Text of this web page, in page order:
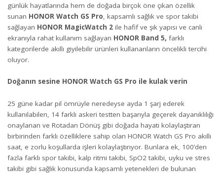
günlük hayatlarında hem de doğada birçok öne çıkan özellik
sunan HONOR Watch GS Pro , kapsamlı sağlık ve spor takibi
sağlayan HONOR MagicWatch 2 ile hafif ve şık yapısı ve canlı
ekranıyla rahat kullanım sağlayan HONOR Band 5, farklı
kategorilerde akıllı giyilebilir ürünleri kullananların öncelikli tercihi
oluyor.
Doğanın sesine HONOR Watch GS Pro ile kulak verin
25 güne kadar pil ömrüyle neredeyse ayda 1 şarj ederek
kullanılabilen, 14 farklı askeri testten başarıyla geçerek dayanıklılığı
onaylanan ve Rotadan Dönüş gibi doğada hayatı kolaylaştıran
birbirinden farklı özelliklere sahip olan HONOR Watch GS Pro akıllı
saat, e zorlu koşullarda işleri kolaylaştırıyor. Bunlara ek, 100’den
fazla farklı spor takibi, kalp ritmi takibi, SpO2 takibi, uyku ve stres
takibi gibi sağlık konusunda kapsamlı yetenekleri de bulunan